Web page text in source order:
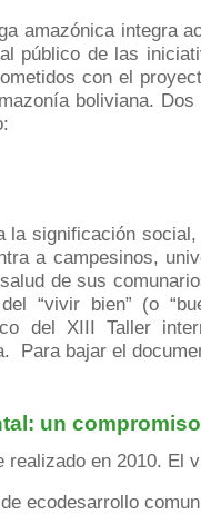
amazónica integra
público de las
con el
boliviana.
la significación
a campesinos,
de sus
“vivir bien” (o
del XIII Taller
Para bajar el
un
realizado en 2010. El
ecodesarrollo